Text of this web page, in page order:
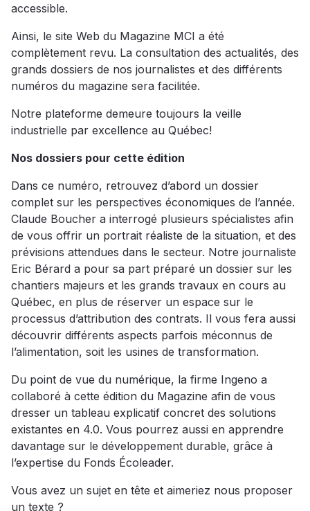
accessible.
Ainsi, le site Web du Magazine MCI a été
complètement revu. La consultation des actualités, des
grands dossiers de nos journalistes et des différents
numéros du magazine sera facilitée.
Notre plateforme demeure toujours la veille
industrielle par excellence au Québec!
Nos dossiers pour cette édition
Dans ce numéro, retrouvez d’abord un dossier
complet sur les perspectives économiques de l’année.
Claude Boucher a interrogé plusieurs spécialistes afin
de vous offrir un portrait réaliste de la situation, et des
prévisions attendues dans le secteur. Notre journaliste
Eric Bérard a pour sa part préparé un dossier sur les
chantiers majeurs et les grands travaux en cours au
Québec, en plus de réserver un espace sur le
processus d’attribution des contrats. Il vous fera aussi
découvrir différents aspects parfois méconnus de
l’alimentation, soit les usines de transformation.
Du point de vue du numérique, la firme Ingeno a
collaboré à cette édition du Magazine afin de vous
dresser un tableau explicatif concret des solutions
existantes en 4.0. Vous pourrez aussi en apprendre
davantage sur le développement durable, grâce à
l’expertise du Fonds Écoleader.
Vous avez un sujet en tête et aimeriez nous proposer
un texte ?